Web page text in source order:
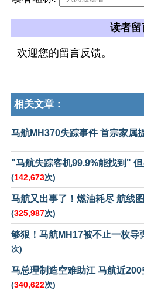
读者留
欢迎您的留言反馈。
相关文章：
马航MH370失踪事件 首宗家属
"马航失踪客机99.9%能找到"
(142,673次)
马航又出事了！燃油耗尽 航线
(325,987次)
够狠！马航MH17被不止一枚导
次)
马总理制造空难助江 马航近
(340,622次)